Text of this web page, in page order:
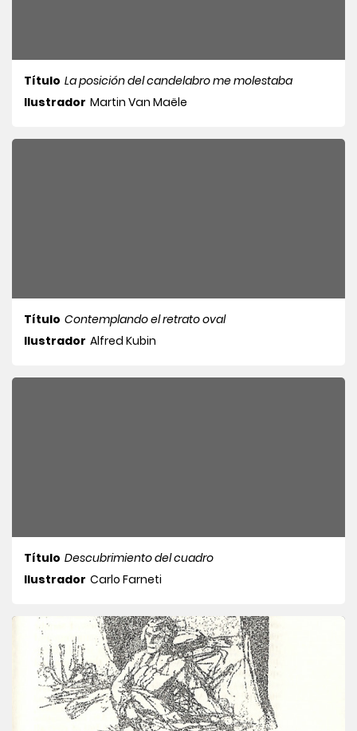
Título La posición del candelabro me molestaba
Ilustrador Martin Van Maële
Título Contemplando el retrato oval
Ilustrador Alfred Kubin
Título Descubrimiento del cuadro
Ilustrador Carlo Farneti